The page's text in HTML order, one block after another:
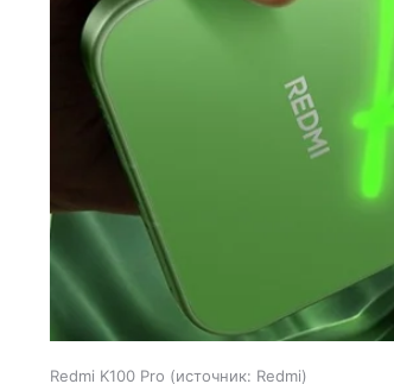
Redmi K100 Pro источник: Redmi